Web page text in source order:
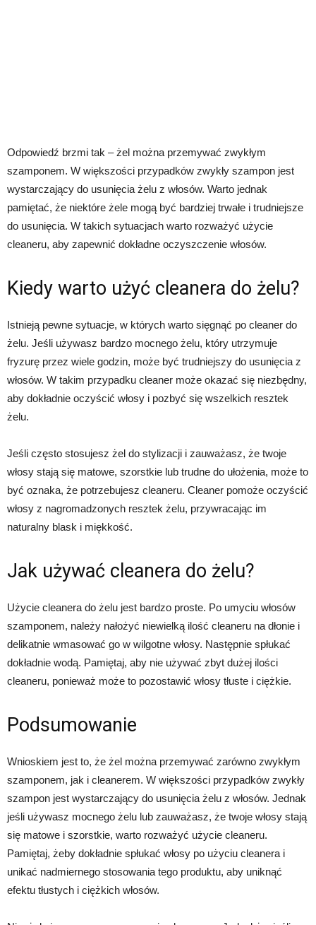
Odpowiedź brzmi tak – żel można przemywać zwykłym
szamponem. W większości przypadków zwykły szampon jest
wystarczający do usunięcia żelu z włosów. Warto jednak
pamiętać, że niektóre żele mogą być bardziej trwałe i trudniejsze
do usunięcia. W takich sytuacjach warto rozważyć użycie
cleaneru, aby zapewnić dokładne oczyszczenie włosów.
Kiedy warto użyć cleanera do żelu?
Istnieją pewne sytuacje, w których warto sięgnąć po cleaner do
żelu. Jeśli używasz bardzo mocnego żelu, który utrzymuje
fryzurę przez wiele godzin, może być trudniejszy do usunięcia z
włosów. W takim przypadku cleaner może okazać się niezbędny,
aby dokładnie oczyścić włosy i pozbyć się wszelkich resztek
żelu.
Jeśli często stosujesz żel do stylizacji i zauważasz, że twoje
włosy stają się matowe, szorstkie lub trudne do ułożenia, może to
być oznaka, że potrzebujesz cleaneru. Cleaner pomoże oczyścić
włosy z nagromadzonych resztek żelu, przywracając im
naturalny blask i miękkość.
Jak używać cleanera do żelu?
Użycie cleanera do żelu jest bardzo proste. Po umyciu włosów
szamponem, należy nałożyć niewielką ilość cleaneru na dłonie i
delikatnie wmasować go w wilgotne włosy. Następnie spłukać
dokładnie wodą. Pamiętaj, aby nie używać zbyt dużej ilości
cleaneru, ponieważ może to pozostawić włosy tłuste i ciężkie.
Podsumowanie
Wnioskiem jest to, że żel można przemywać zarówno zwykłym
szamponem, jak i cleanerem. W większości przypadków zwykły
szampon jest wystarczający do usunięcia żelu z włosów. Jednak
jeśli używasz mocnego żelu lub zauważasz, że twoje włosy stają
się matowe i szorstkie, warto rozważyć użycie cleaneru.
Pamiętaj, żeby dokładnie spłukać włosy po użyciu cleanera i
unikać nadmiernego stosowania tego produktu, aby uniknąć
efektu tłustych i ciężkich włosów.